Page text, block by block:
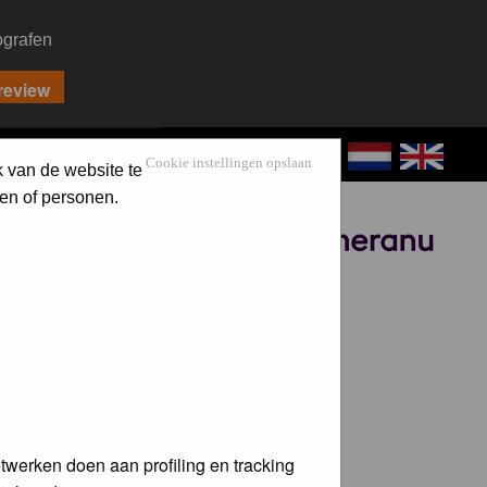
Cookie instellingen opslaan
van de website te
of personen.
doen aan profiling en tracking